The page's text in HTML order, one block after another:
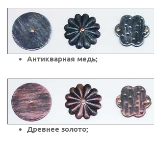
Антикварная медь;
Древнее золото;